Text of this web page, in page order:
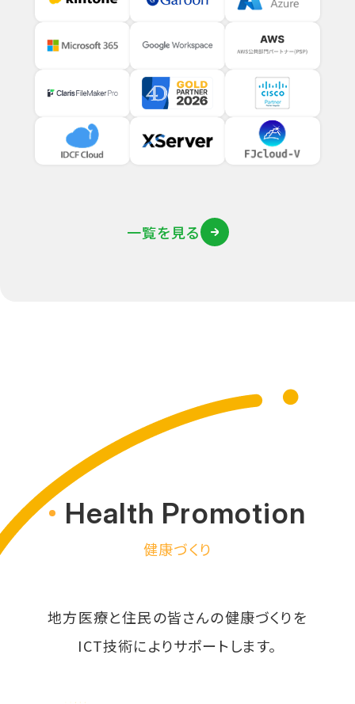
一覧を見る
Health Promotion
健康づくり
地方医療と住民の皆さんの健康づくりを
ICT技術によりサポートします。